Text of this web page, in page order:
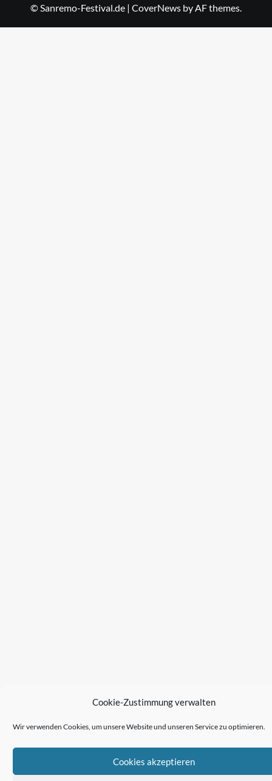
Cookie-Zustimmung verwalten
Wir verwenden Cookies, um unsere Website und unseren Service zu optimieren.
Cookies akzeptieren
© Sanremo-Festival.de | CoverNews by AF themes.